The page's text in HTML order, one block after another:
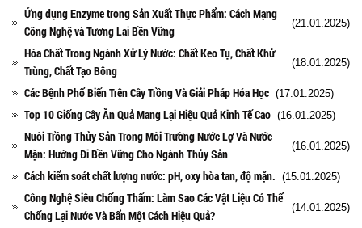
Ứng dụng Enzyme trong Sản Xuất Thực Phẩm: Cách Mạng
Công Nghệ và Tương Lai Bền Vững
(21.01.2025)
Hóa Chất Trong Ngành Xử Lý Nước: Chất Keo Tụ, Chất Khử
Trùng, Chất Tạo Bông
(18.01.2025)
Các Bệnh Phổ Biến Trên Cây Trồng Và Giải Pháp Hóa Học (17.01.2025)
Top 10 Giống Cây Ăn Quả Mang Lại Hiệu Quả Kinh Tế Cao (16.01.2025)
Nuôi Trồng Thủy Sản Trong Môi Trường Nước Lợ Và Nước
Mặn: Hướng Đi Bền Vững Cho Ngành Thủy Sản
(16.01.2025)
Cách kiểm soát chất lượng nước: pH, oxy hòa tan, độ mặn. (15.01.2025)
Công Nghệ Siêu Chống Thấm: Làm Sao Các Vật Liệu Có Thể
Chống Lại Nước Và Bẩn Một Cách Hiệu Quả?
(14.01.2025)